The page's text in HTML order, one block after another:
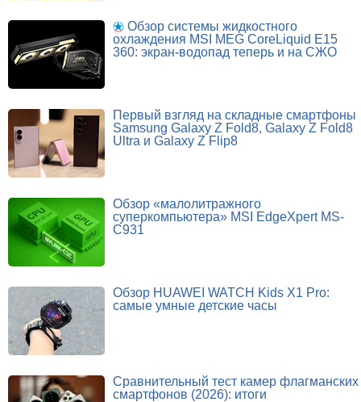
Обзор системы жидкостного
охлаждения MSI MEG CoreLiquid E15
360: экран-водопад теперь и на СЖО
Первый взгляд на складные смартфоны
Samsung Galaxy Z Fold8, Galaxy Z Fold8
Ultra и Galaxy Z Flip8
Обзор «малолитражного
суперкомпьютера» MSI EdgeXpert MS-
C931
Обзор HUAWEI WATCH Kids X1 Pro:
самые умные детские часы
Сравнительный тест камер флагманских
смартфонов (2026): итоги